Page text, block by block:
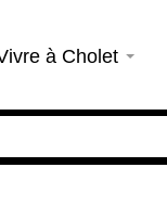
à Cholet